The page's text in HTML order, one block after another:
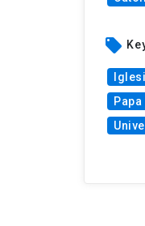
local_offer
Papa